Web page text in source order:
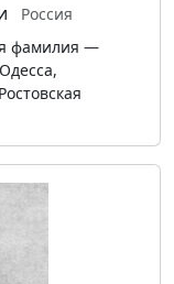
Россия
фамилия —